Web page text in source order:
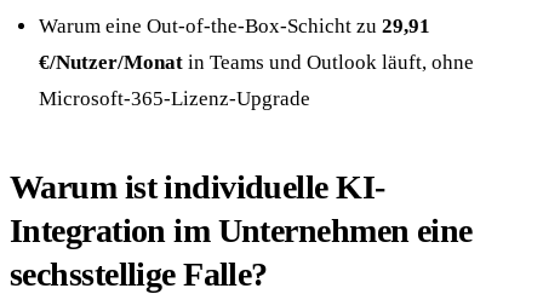
Warum eine Out-of-the-Box-Schicht zu 29,91
€/Nutzer/Monat in Teams und Outlook läuft, ohne
Microsoft-365-Lizenz-Upgrade
Warum ist individuelle KI-
Integration im Unternehmen eine
sechsstellige Falle?